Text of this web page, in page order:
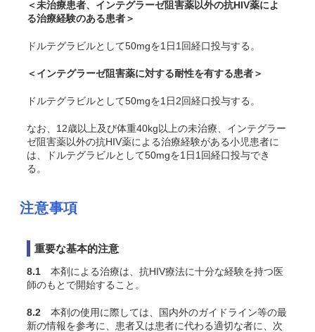
＜未治療患者、インテグラーゼ阻害薬以外の抗HIV薬によ
る治療経験のある患者＞
ドルテグラビルとして50mgを1日1回経口投与する。
＜インテグラーゼ阻害薬に対する耐性を有する患者＞
ドルテグラビルとして50mgを1日2回経口投与する。
なお、12歳以上及び体重40kg以上の未治療、インテグラー
ゼ阻害薬以外の抗HIV薬による治療経験がある小児患者に
は、ドルテグラビルとして50mgを1日1回経口投与でき
る。
注意事項
重要な基本的注意
8.1 本剤による治療は、抗HIV療法に十分な経験を持つ医
師のもとで開始すること。
8.2 本剤の使用に際しては、国内外のガイドライン等の最
新の情報を参考に、患者又は患者に代わる適切な者に、次